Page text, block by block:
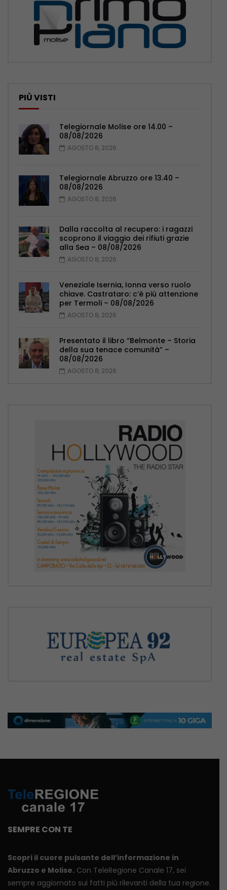
PIÙ VISTI
Telegiornale Molise ore 14.00 –
08/08/2026
AGOSTO 8, 2026
Telegiornale Abruzzo ore 13.40 –
08/08/2026
AGOSTO 8, 2026
Dalla raccolta al recupero: i ragazzi
scoprono il viaggio dei rifiuti grazie
alla Sea – 08/08/2026
AGOSTO 8, 2026
Veneziale Isernia, Ionna verso ruolo
chiave. Castrataro: c’è più attenzione
per Termoli – 08/08/2026
AGOSTO 8, 2026
Presentato il libro “Belmonte – Storia
della sua tenace comunità” –
08/08/2026
AGOSTO 8, 2026
SEMPRE CON TE
Scopri il cuore pulsante dell’informazione in
Abruzzo e Molise. Con TeleRegione Canale 17, sei
sempre aggiornato sui fatti più rilevanti della tua regione.